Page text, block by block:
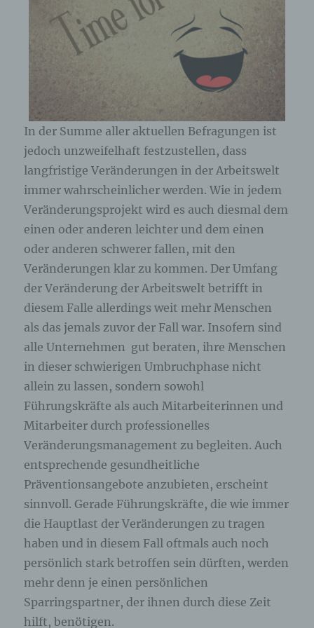
In der Summe aller aktuellen Befragungen ist
jedoch unzweifelhaft festzustellen, dass
langfristige Veränderungen in der Arbeitswelt
immer wahrscheinlicher werden. Wie in jedem
Veränderungsprojekt wird es auch diesmal dem
einen oder anderen leichter und dem einen
oder anderen schwerer fallen, mit den
Veränderungen klar zu kommen. Der Umfang
der Veränderung der Arbeitswelt betrifft in
diesem Falle allerdings weit mehr Menschen
als das jemals zuvor der Fall war. Insofern sind
alle Unternehmen gut beraten, ihre Menschen
in dieser schwierigen Umbruchphase nicht
allein zu lassen, sondern sowohl
Führungskräfte als auch Mitarbeiterinnen und
Mitarbeiter durch professionelles
Veränderungsmanagement zu begleiten. Auch
entsprechende gesundheitliche
Präventionsangebote anzubieten, erscheint
sinnvoll. Gerade Führungskräfte, die wie immer
die Hauptlast der Veränderungen zu tragen
haben und in diesem Fall oftmals auch noch
persönlich stark betroffen sein dürften, werden
mehr denn je einen persönlichen
Sparringspartner, der ihnen durch diese Zeit
hilft, benötigen.
betroffenen Person gespeichert. Es erfolgt keine
Weitergabe dieser personenbezogenen Daten an
Kommentarfunktion im Blog auf der
Internetseite
Wir bieten den Nutzern auf einem Blog, der sich
auf der Internetseite des für die Verarbeitung
Verantwortlichen befindet, die Möglichkeit,
individuelle Kommentare zu einzelnen Blog-
Beiträgen zu hinterlassen. Ein Blog ist ein auf
einer Internetseite geführtes, in der Regel öffentlich
einsehbares Portal, in welchem eine oder mehrere
Personen, die Blogger oder Web-Blogger genannt
werden, Artikel posten oder Gedanken in
sogenannten Blogposts niederschreiben können.
Die Blogposts können in der Regel von Dritten
kommentiert werden.
Hinterlässt eine betroffene Person einen
Kommentar in dem auf dieser Internetseite
veröffentlichten Blog, werden neben den von der
betroffenen Person hinterlassenen Kommentaren
auch Angaben zum Zeitpunkt der
Kommentareingabe sowie zu dem von der
betroffenen Person gewählten Nutzernamen
(Pseudonym) gespeichert und veröffentlicht.
Ferner wird die vom Internet-Service-Provider
(ISP) der betroffenen Person vergebene IP-
Adresse mitprotokolliert. Diese Speicherung der
IP-Adresse erfolgt aus Sicherheitsgründen und für
den Fall, dass die betroffene Person durch einen
abgegebenen Kommentar die Rechte Dritter
verletzt oder rechtswidrige Inhalte postet. Die
Speicherung dieser personenbezogenen Daten
erfolgt daher im eigenen Interesse des für die
Verarbeitung Verantwortlichen, damit sich dieser
im Falle einer Rechtsverletzung gegebenenfalls
exkulpieren könnte. Es erfolgt keine Weitergabe
dieser erhobenen personenbezogenen Daten an
Dritte, sofern eine solche Weitergabe nicht
gesetzlich vorgeschrieben ist oder der
Rechtsverteidigung des für die Verarbeitung
Verantwortlichen dient.